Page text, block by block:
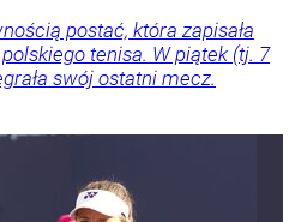
postać, która zapisała
tenisa. W piątek (tj. 7
swój ostatni mecz.